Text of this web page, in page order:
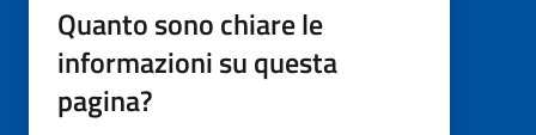
Quanto sono chiare le
informazioni su questa
pagina?